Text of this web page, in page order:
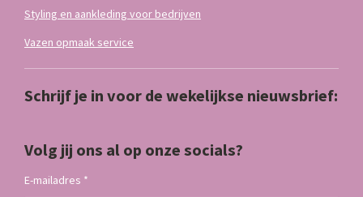
Styling en aankleding voor bedrijven
Vazen opmaak service
Schrijf je in voor de wekelijkse nieuwsbrief:
Volg jij ons al op onze socials?
E-mailadres *